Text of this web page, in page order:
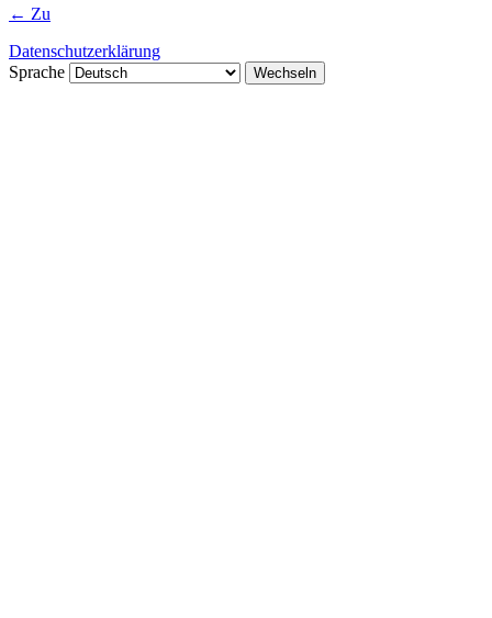
← Zu
Datenschutzerklärung
Sprache